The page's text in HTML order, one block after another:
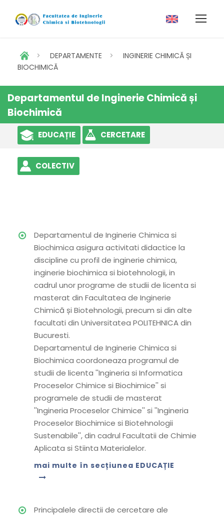
> DEPARTAMENTE >
INGINERIE CHIMICĂ ȘI
BIOCHIMICĂ
Departamentul de Inginerie Chimică și
Biochimică
EDUCAȚIE CERCETARE
COLECTIV
Departamentul de Inginerie Chimica si
Biochimica asigura activitati didactice la
discipline cu profil de inginerie chimica,
inginerie biochimica si biotehnologii, in
cadrul unor programe de studii de licenta si
masterat din Facultatea de Inginerie
Chimică și Biotehnologii, precum si din alte
facultati din Universitatea POLITEHNICA din
Bucuresti.
Departamentul de Inginerie Chimica si
Biochimica coordoneaza programul de
studii de licenta ''Ingineria si Informatica
Proceselor Chimice si Biochimice'' si
programele de studii de masterat
''Ingineria Proceselor Chimice'' si ''Ingineria
Proceselor Biochimice si Biotehnologii
Sustenabile'', din cadrul Facultatii de Chimie
Aplicata si Stiinta Materialelor.
mai multe în secțiunea EDUCAȚIE
Principalele directii de cercetare ale